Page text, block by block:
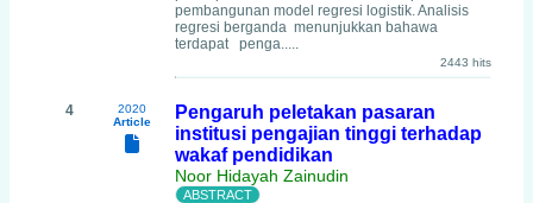
pembangunan model regresi logistik. Analisis
regresi berganda menunjukkan bahawa
terdapat penga.....
2443 hits
4
2020
Article
Pengaruh peletakan pasaran
institusi pengajian tinggi terhadap
wakaf pendidikan
Noor Hidayah Zainudin